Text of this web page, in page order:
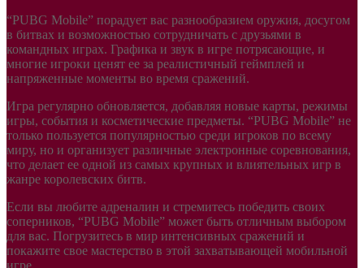
“PUBG Mobile” порадует вас разнообразием оружия, досугом
в битвах и возможностью сотрудничать с друзьями в
командных играх. Графика и звук в игре потрясающие, и
многие игроки ценят ее за реалистичный геймплей и
напряженные моменты во время сражений.
Игра регулярно обновляется, добавляя новые карты, режимы
игры, события и косметические предметы. “PUBG Mobile” не
только пользуется популярностью среди игроков по всему
миру, но и организует различные электронные соревнования,
что делает ее одной из самых крупных и влиятельных игр в
жанре королевских битв.
Если вы любите адреналин и стремитесь победить своих
соперников, “PUBG Mobile” может быть отличным выбором
для вас. Погрузитесь в мир интенсивных сражений и
покажите свое мастерство в этой захватывающей мобильной
игре.